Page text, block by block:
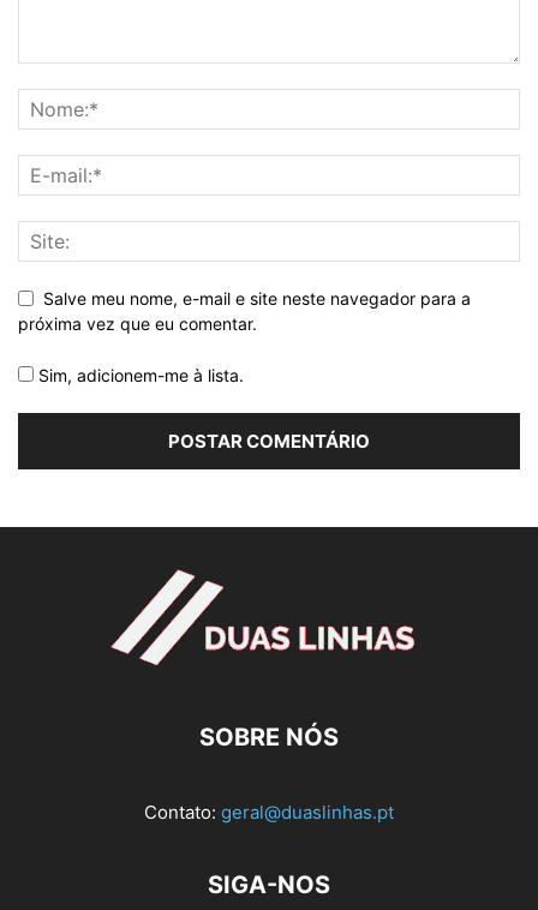
Salve meu nome, e-mail e site neste navegador para a
próxima vez que eu comentar.
Sim, adicionem-me à lista.
SOBRE NÓS
Contato: geral@duaslinhas.pt
SIGA-NOS